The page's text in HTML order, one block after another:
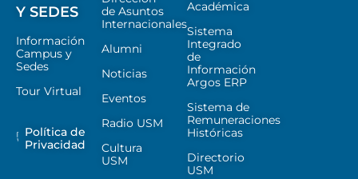
Y SEDES
Información
Campus y
Sedes
Tour Virtual
Política de
Privacidad
de Asuntos
Internacionales
Alumni
Noticias
Eventos
Radio USM
Cultura
USM
Académica
Sistema
Integrado
de
Información
Argos ERP
Sistema de
Remuneraciones
Históricas
Directorio
USM